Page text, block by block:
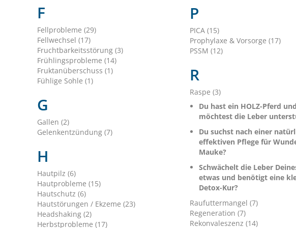
F
Fellprobleme (29)
Fellwechsel (17)
Fruchtbarkeitsstörung (3)
Frühlingsprobleme (14)
Fruktanüberschuss (1)
Fühlige Sohle (1)
G
Gallen (2)
Gelenkentzündung (7)
H
Hautpilz (6)
Hautprobleme (15)
Hautschutz (6)
Hautstörungen / Ekzeme (23)
Headshaking (2)
Herbstprobleme (17)
P
PICA (15)
Prophylaxe & Vorsorge (17)
PSSM (12)
R
Raspe (3)
Du hast ein HOLZ-Pferd
möchtest die Leber
Du suchst nach einer
effektiven Pflege für
Mauke?
Schwächelt die Leber
etwas und benötigt eine
Detox-Kur?
Raufuttermangel (7)
Regeneration (7)
Rekonvaleszenz (14)